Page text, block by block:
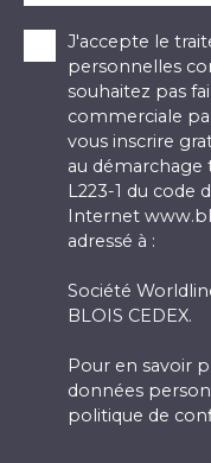
J'accepte le
personnelles
souhaitez pas
commerciale
vous inscrire
au
L223-1 du code
Internet
adressé à :
Société
BLOIS CEDEX.
Pour en savoir
données
politique de